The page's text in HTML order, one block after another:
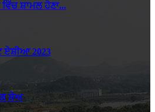
ਸ਼ਾਮਲ ਹੋਣਾ...
ਏਸ਼ੀਆ 2023
ਸ਼ੋਅ